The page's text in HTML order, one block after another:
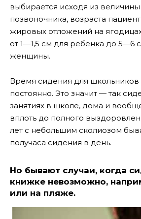
выбирается исходя из
позвоночника, возраста
жировых отложений на
от 1—1,5 см для ребенка до 5—6
женщины.
Время сидения для
постоянно. Это значит — так
занятиях в школе, дома и
вплоть до полного
лет с небольшим сколиозом
получаса сидения в день.
Но бывают случаи, когда
книжке невозможно,
или на пляже.